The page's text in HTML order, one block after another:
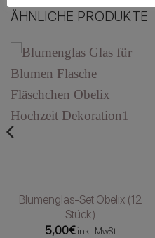
ÄHNLICHE PRODUKTE
Blumenglas-Set Obelix (12
Stück)
5,00€ inkl. MwSt